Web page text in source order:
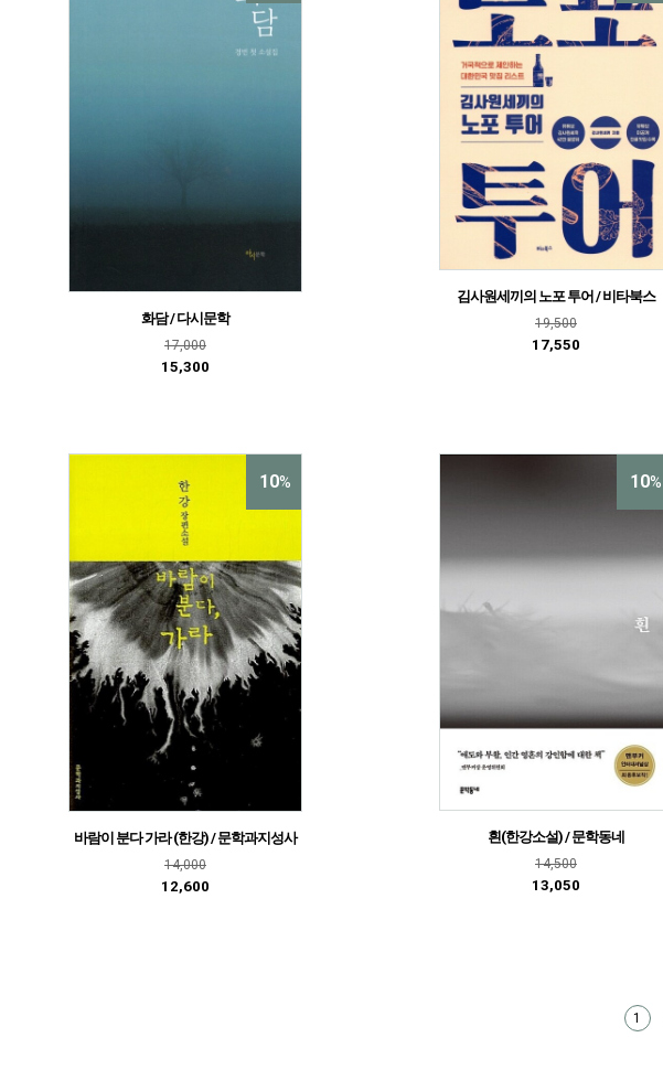
화담 / 다시문학
17,000
15,300
김사원세끼의 노포 투어 / 비타북스
19,500
17,550
10%
바람이 분다 가라 (한강) / 문학과지성사
14,000
12,600
10%
흰(한강소설) / 문학동네
14,500
13,050
1